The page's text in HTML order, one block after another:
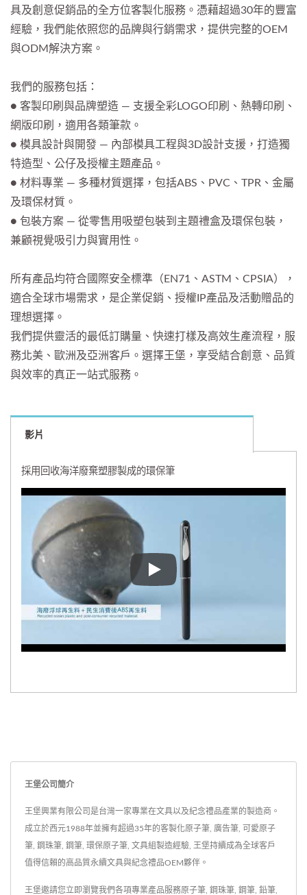
具及創意促銷品的全方位客製化服務。憑藉超過30年的豐富
經驗，我們能依照您的品牌與行銷需求，提供完整的OEM
與ODM解決方案。
我們的服務包括：
● 客製印刷與品牌塑造 — 支援全彩LOGO印刷、熱轉印刷、
網版印刷，適用各類筆款。
● 模具設計與開發 — 內部模具工程與3D設計支援，打造獨
特造型、公仔及授權主題產品。
● 材料專業 — 多種材質選擇，包括ABS、PVC、TPR、金屬
及環保材質。
● 包裝方案 — 從零售用吸塑包裝到主題禮盒及環保包裝，
兼顧視覺吸引力與實用性。
所有產品均符合國際安全標準（EN71、ASTM、CPSIA），
適合全球市場需求，是企業促銷、授權IP產品及活動贈品的
理想選擇。
我們提供靈活的最低訂購量、快速打樣及高效生產流程，服
務北美、歐洲及亞洲客戶。選擇王堡，享受結合創意、品質
與效率的真正一站式服務。
影片
採用回收海洋廢棄塑膠製成的環保筆
採用回收海洋廢棄塑膠製成的
王堡公司簡介
王堡興業有限公司是台灣一家專業在文具以及紀念禮品產業的製造商。
成立於西元1988年並擁有超過35年的客製化原子筆, 廣告筆, 可愛原子
筆, 鋼珠筆, 鋼筆, 環保原子筆, 文具組製造經驗, 王堡持續成為全球客戶
值得信賴的高品質永續文具與紀念禮品OEM夥伴。
王堡邀請您立即瀏覽我們各項專業產品服務原子筆 鋼珠筆 鋼筆 鉛筆